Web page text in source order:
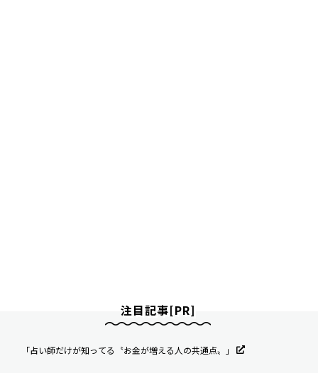
注目記事[PR]
「占い師だけが知ってる〝お金が増える人の共通点〟」